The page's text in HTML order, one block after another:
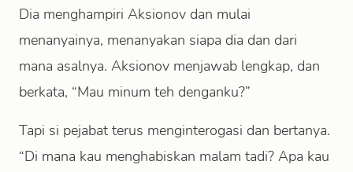
Dia menghampiri Aksionov dan mulai
menanyainya, menanyakan siapa dia dan dari
mana asalnya. Aksionov menjawab lengkap, dan
berkata, “Mau minum teh denganku?”
Tapi si pejabat terus menginterogasi dan bertanya.
“Di mana kau menghabiskan malam tadi? Apa kau